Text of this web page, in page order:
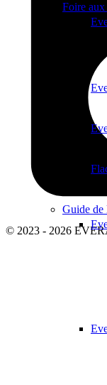
Foire aux
Guide de
© 2023 - 2026